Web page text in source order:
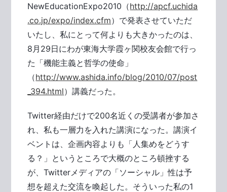
NewEducationExpo2010（http://apcf.uchida
.co.jp/expo/index.cfm）で発表させていただ
いたし、私にとって何よりも大きかったのは、
8月29日にわが東海大学霞ヶ関校友会館で行っ
た「機能主義と哲学の使命」
（http://www.ashida.info/blog/2010/07/post
_394.html）講義だった。
Twitter経由だけで200名近くの受講者が参加さ
れ、私も一層力を入れた講演になった。講演イ
ベントは、企画内容よりも「人集めをどうす
る？」というところで大概のところ頓挫する
が、Twitterメディアの「ソーシャル」性は予
想を超えた交流を喚起した。そういった私の1